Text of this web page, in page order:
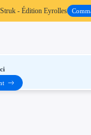
- Édition Eyrolles